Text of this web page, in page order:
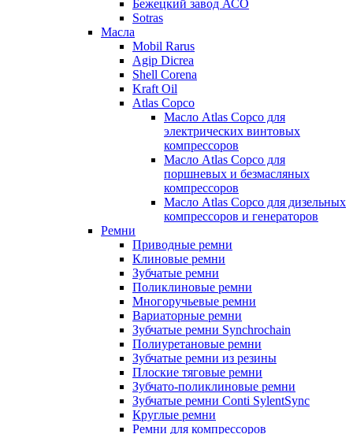
Бежецкий завод АСО
Sotras
Масла
Mobil Rarus
Agip Dicrea
Shell Corena
Kraft Oil
Atlas Copco
Масло Atlas Copco для
электрических винтовых
компрессоров
Масло Atlas Copco для
поршневых и безмасляных
компрессоров
Масло Atlas Copco для дизельных
компрессоров и генераторов
Ремни
Приводные ремни
Клиновые ремни
Зубчатые ремни
Поликлиновые ремни
Многоручьевые ремни
Вариаторные ремни
Зубчатые ремни Synchrochain
Полиуретановые ремни
Зубчатые ремни из резины
Плоские тяговые ремни
Зубчато-поликлиновые ремни
Зубчатые ремни Conti SylentSync
Круглые ремни
Ремни для компрессоров